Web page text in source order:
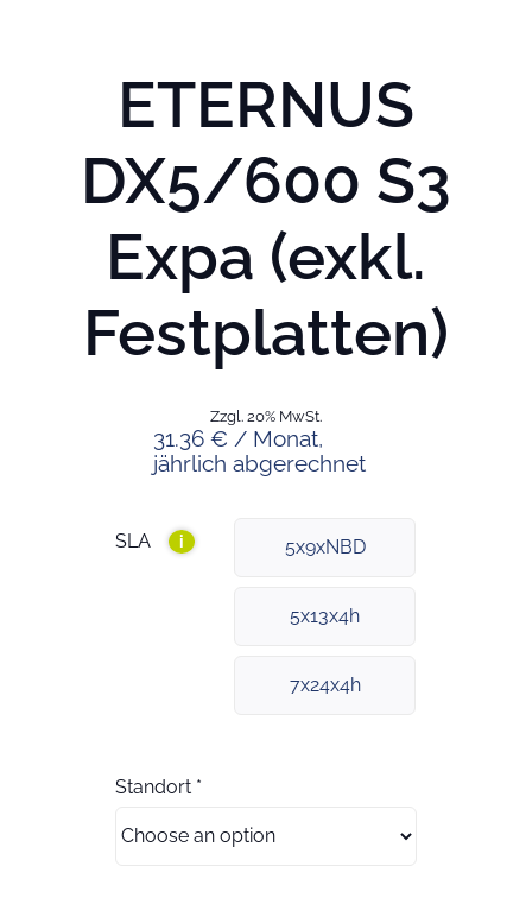
ETERNUS
DX5/600 S3
Expa (exkl.
Festplatten)
31.36 € / Monat,
jährlich abgerechnet
Zzgl. 20% MwSt.
SLA i 5x9xNBD
5x13x4h
7x24x4h
Standort *